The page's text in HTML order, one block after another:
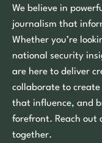
We believe in
journalism that
Whether you’re
national security
are here to deliver
collaborate to
that influence, and
forefront. Reach out
together.